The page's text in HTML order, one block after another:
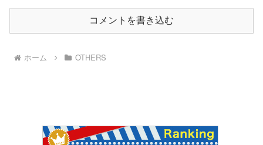
コメントを書き込む
ホーム OTHERS